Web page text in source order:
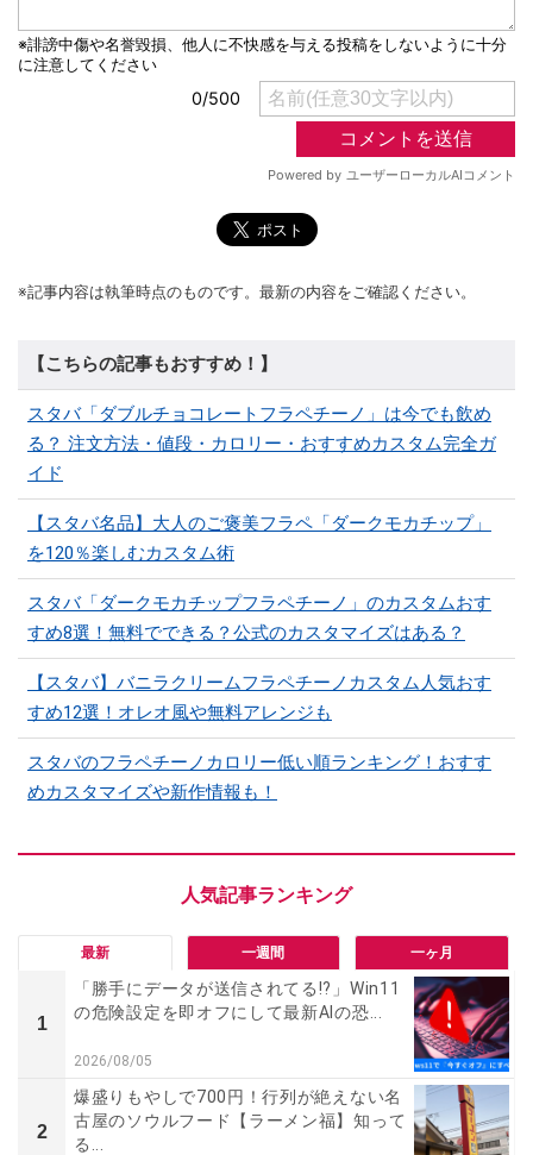
※記事内容は執筆時点のものです。最新の内容をご確認ください。
【こちらの記事もおすすめ！】
スタバ「ダブルチョコレートフラペチーノ」は今でも飲め
る？ 注文方法・値段・カロリー・おすすめカスタム完全ガ
イド
【スタバ名品】大人のご褒美フラペ「ダークモカチップ」
を120％楽しむカスタム術
スタバ「ダークモカチップフラペチーノ」のカスタムおす
すめ8選！無料でできる？公式のカスタマイズはある？
【スタバ】バニラクリームフラペチーノカスタム人気おす
すめ12選！オレオ風や無料アレンジも
スタバのフラペチーノカロリー低い順ランキング！おすす
めカスタマイズや新作情報も！
最新 一週間 一ヶ月
1
「勝手にデータが送信されてる!?」Win11
の危険設定を即オフにして最新AIの恐...
2026/08/05
2
爆盛りもやしで700円！行列が絶えない名
古屋のソウルフード【ラーメン福】知って
る...